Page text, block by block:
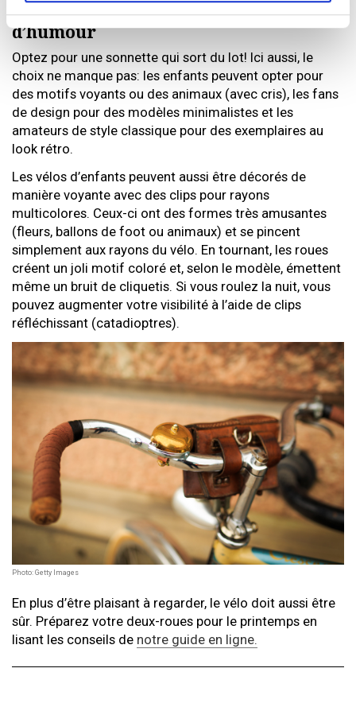
La sonnette pour vélo: une touche
d’humour
Optez pour une sonnette qui sort du lot! Ici aussi, le
choix ne manque pas: les enfants peuvent opter pour
des motifs voyants ou des animaux (avec cris), les fans
de design pour des modèles minimalistes et les
amateurs de style classique pour des exemplaires au
look rétro.
Les vélos d’enfants peuvent aussi être décorés de
manière voyante avec des clips pour rayons
multicolores. Ceux-ci ont des formes très amusantes
(fleurs, ballons de foot ou animaux) et se pincent
simplement aux rayons du vélo. En tournant, les roues
créent un joli motif coloré et, selon le modèle, émettent
même un bruit de cliquetis. Si vous roulez la nuit, vous
pouvez augmenter votre visibilité à l’aide de clips
réfléchissant (catadioptres).
Photo: Getty Images
En plus d’être plaisant à regarder, le vélo doit aussi être
sûr. Préparez votre deux-roues pour le printemps en
lisant les conseils de notre guide en ligne.